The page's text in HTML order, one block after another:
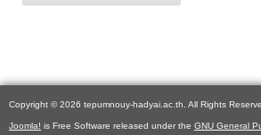
Copyright © 2026 tepumnouy-hadyai.ac.th. All Rights
Joomla! is Free Software released under the GNU General